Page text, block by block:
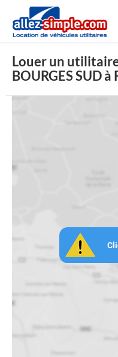
Louer un
BOURGES SUD à